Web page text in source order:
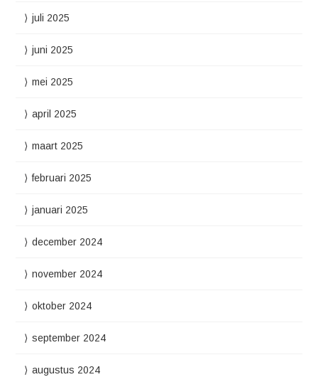
juli 2025
juni 2025
mei 2025
april 2025
maart 2025
februari 2025
januari 2025
december 2024
november 2024
oktober 2024
september 2024
augustus 2024